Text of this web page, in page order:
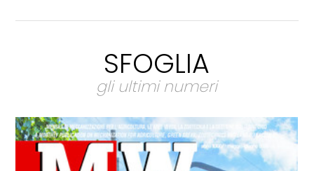
SFOGLIA
gli ultimi numeri